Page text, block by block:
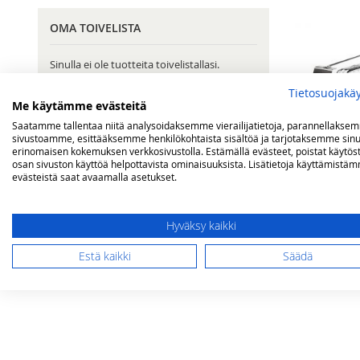
Napoleon
hiilloksen
Lisää
OMA TOIVELISTA
Sinulla ei ole tuotteita toivelistallasi.
Me käytämme evästeitä
Saatamme tallentaa niitä analysoidaksemme vierailijatietoja,
sivustoamme, esittääksemme henkilökohtaista sisältöä ja tarjotaksemme
erinomaisen kokemuksen verkkosivustolla. Estämällä evästeet, poistat
osan sivuston käyttöä helpottavista ominaisuuksista. Lisätietoja
evästeistä saat avaamalla asetukset.
Hyväksy kaikki
Estä kaikki
Säädä